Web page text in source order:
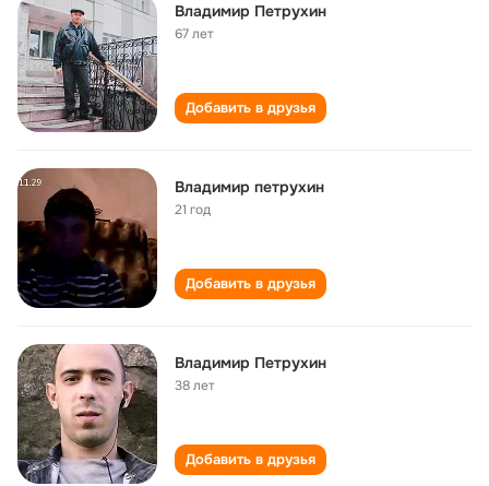
Владимир Петрухин
67 лет
Добавить в друзья
Владимир петрухин
21 год
Добавить в друзья
Владимир Петрухин
38 лет
Добавить в друзья